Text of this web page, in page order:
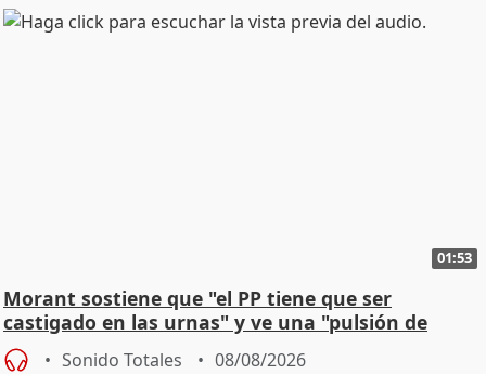
01:53
Morant sostiene que "el PP tiene que ser
castigado en las urnas" y ve una "pulsión de
cambio"
Sonido Totales 08/08/2026